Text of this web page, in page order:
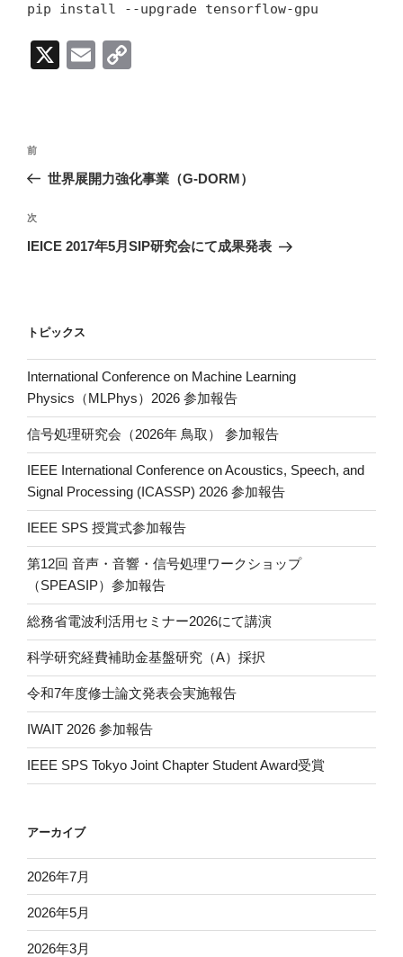
pip install --upgrade tensorflow-gpu
X
E
Li
投
ビ
ゲ
ン
前
の
稿
前
世界展開力強化事業（G-DORM）
次
の
次
IEICE 2017年5月SIP研究会にて成果発表
トピックス
International Conference on Machine Learning
Physics（MLPhys）2026 参加報告
信号処理研究会（2026年 鳥取） 参加報告
IEEE International Conference on Acoustics, Speech, and
Signal Processing (ICASSP) 2026 参加報告
IEEE SPS 授賞式参加報告
第12回 音声・音響・信号処理ワークショップ
（SPEASIP）参加報告
総務省電波利活用セミナー2026にて講演
科学研究経費補助金基盤研究（A）採択
令和7年度修士論文発表会実施報告
IWAIT 2026 参加報告
IEEE SPS Tokyo Joint Chapter Student Award受賞
アーカイブ
2026年7月
2026年5月
2026年3月